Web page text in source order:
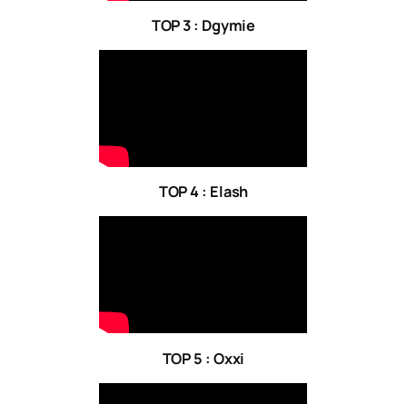
TOP 3 : Dgymie
TOP 4 : Elash
TOP 5 : Oxxi